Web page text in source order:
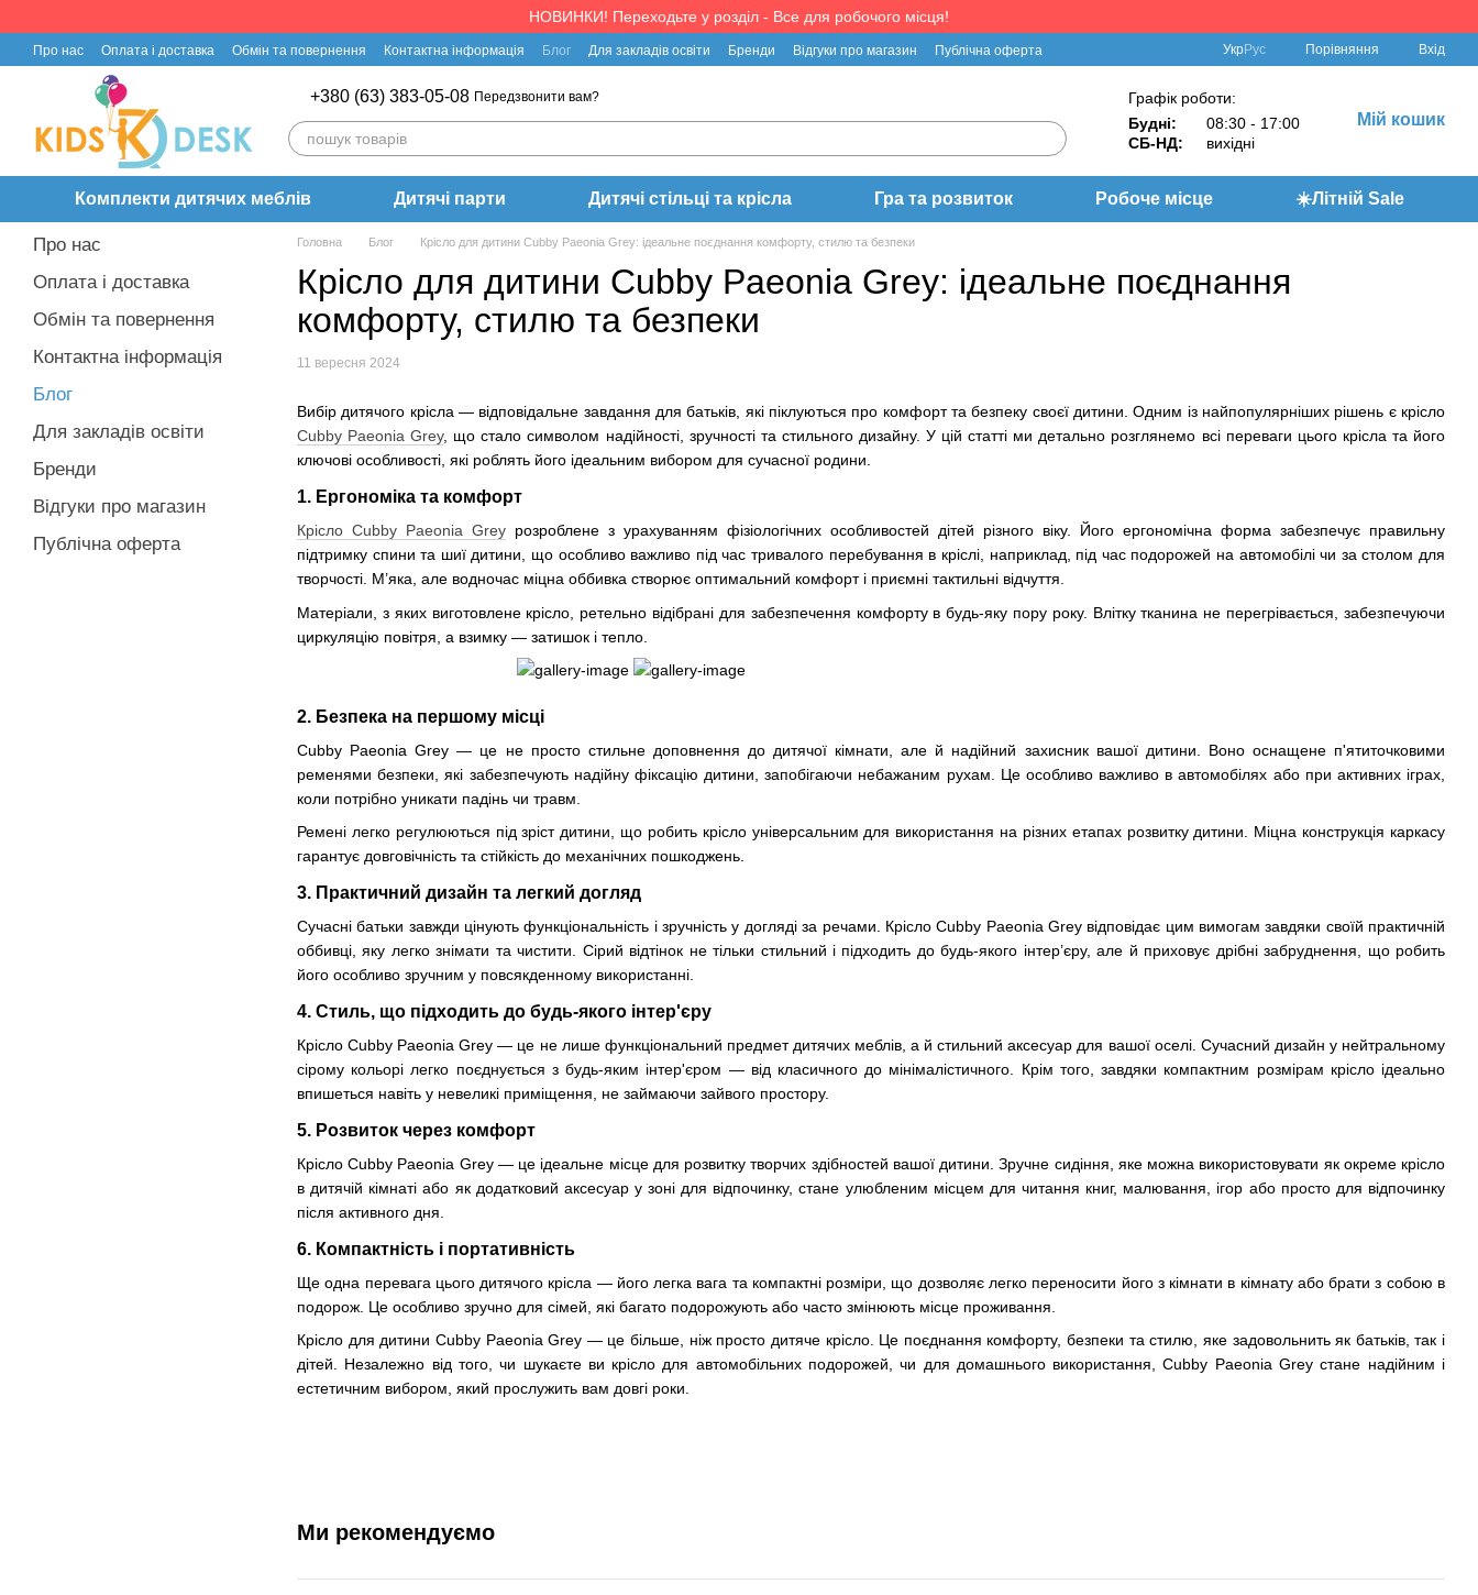
НОВИНКИ! Переходьте у розділ - Все для робочого місця!
Про нас Оплата і доставка Обмін та повернення Контактна інформація Блог Для закладів освіти Бренди Відгуки про магазин Публічна оферта УкрРус Порівняння Вхід
+380 (63) 383-05-08 Передзвонити вам?
Графік роботи:
Будні:
08:30 - 17:00
СБ-НД:
вихідні
Мій кошик
Комплекти дитячих меблів Дитячі парти Дитячі стільці та крісла Гра та розвиток Робоче місце ☀️Літній Sale
Головна Блог Крісло для дитини Cubby Paeonia Grey: ідеальне поєднання комфорту, стилю та безпеки
Крісло для дитини Cubby Paeonia Grey: ідеальне поєднання
комфорту, стилю та безпеки
11 вересня 2024
Вибір дитячого крісла — відповідальне завдання для батьків, які піклуються про комфорт та безпеку своєї дитини. Одним із найпопулярніших рішень є крісло
Cubby Paeonia Grey, що стало символом надійності, зручності та стильного дизайну. У цій статті ми детально розглянемо всі переваги цього крісла та його
ключові особливості, які роблять його ідеальним вибором для сучасної родини.
1. Ергономіка та комфорт
Крісло Cubby Paeonia Grey розроблене з урахуванням фізіологічних особливостей дітей різного віку. Його ергономічна форма забезпечує правильну
підтримку спини та шиї дитини, що особливо важливо під час тривалого перебування в кріслі, наприклад, під час подорожей на автомобілі чи за столом для
творчості. М’яка, але водночас міцна оббивка створює оптимальний комфорт і приємні тактильні відчуття.
Матеріали, з яких виготовлене крісло, ретельно відібрані для забезпечення комфорту в будь-яку пору року. Влітку тканина не перегрівається, забезпечуючи
циркуляцію повітря, а взимку — затишок і тепло.
2. Безпека на першому місці
Cubby Paeonia Grey — це не просто стильне доповнення до дитячої кімнати, але й надійний захисник вашої дитини. Воно оснащене п'ятиточковими
ременями безпеки, які забезпечують надійну фіксацію дитини, запобігаючи небажаним рухам. Це особливо важливо в автомобілях або при активних іграх,
коли потрібно уникати падінь чи травм.
Ремені легко регулюються під зріст дитини, що робить крісло універсальним для використання на різних етапах розвитку дитини. Міцна конструкція каркасу
гарантує довговічність та стійкість до механічних пошкоджень.
3. Практичний дизайн та легкий догляд
Сучасні батьки завжди цінують функціональність і зручність у догляді за речами. Крісло Cubby Paeonia Grey відповідає цим вимогам завдяки своїй практичній
оббивці, яку легко знімати та чистити. Сірий відтінок не тільки стильний і підходить до будь-якого інтер’єру, але й приховує дрібні забруднення, що робить
його особливо зручним у повсякденному використанні.
4. Стиль, що підходить до будь-якого інтер'єру
Крісло Cubby Paeonia Grey — це не лише функціональний предмет дитячих меблів, а й стильний аксесуар для вашої оселі. Сучасний дизайн у нейтральному
сірому кольорі легко поєднується з будь-яким інтер'єром — від класичного до мінімалістичного. Крім того, завдяки компактним розмірам крісло ідеально
впишеться навіть у невеликі приміщення, не займаючи зайвого простору.
5. Розвиток через комфорт
Крісло Cubby Paeonia Grey — це ідеальне місце для розвитку творчих здібностей вашої дитини. Зручне сидіння, яке можна використовувати як окреме крісло
в дитячій кімнаті або як додатковий аксесуар у зоні для відпочинку, стане улюбленим місцем для читання книг, малювання, ігор або просто для відпочинку
після активного дня.
6. Компактність і портативність
Ще одна перевага цього дитячого крісла — його легка вага та компактні розміри, що дозволяє легко переносити його з кімнати в кімнату або брати з собою в
подорож. Це особливо зручно для сімей, які багато подорожують або часто змінюють місце проживання.
Крісло для дитини Cubby Paeonia Grey — це більше, ніж просто дитяче крісло. Це поєднання комфорту, безпеки та стилю, яке задовольнить як батьків, так і
дітей. Незалежно від того, чи шукаєте ви крісло для автомобільних подорожей, чи для домашнього використання, Cubby Paeonia Grey стане надійним і
естетичним вибором, який прослужить вам довгі роки.
Ми рекомендуємо
Про нас
Оплата і доставка
Обмін та повернення
Контактна інформація
Блог
Для закладів освіти
Бренди
Відгуки про магазин
Публічна оферта